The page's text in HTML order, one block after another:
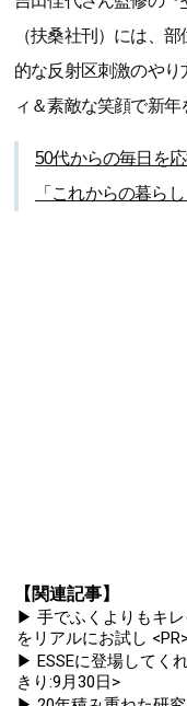
（扶桑社刊）には、
的な反射区刺激のや
ィ＆素敵な笑顔で新年
50代からの毎日を
「これからの暮
【関連記事】
▶ 手でふくよりもキレ
をリアルにお試し
▶ ESSEに登場してく
きり:9月30日>